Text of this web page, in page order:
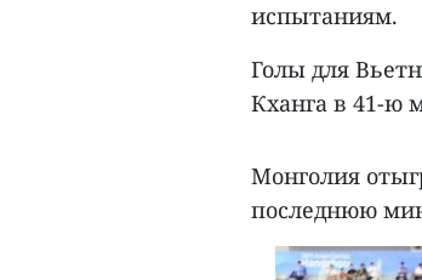
испытаниям.
Голы для
Кханга в 41-ю
Монголия
последнюю